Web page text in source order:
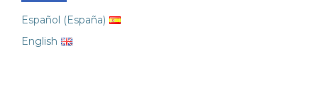
Español (España)
English